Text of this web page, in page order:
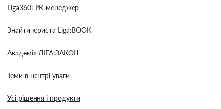
Liga360: PR-менеджер
Знайти юриста Liga:BOOK
Академія ЛІГА:ЗАКОН
Теми в центрі уваги
Усі рішення і продукти